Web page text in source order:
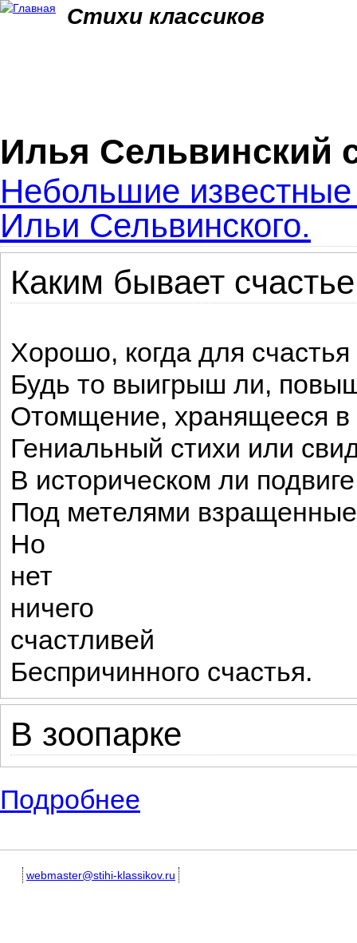
Стихи классиков
Илья Сельвинский
Небольшие известные
Ильи Сельвинского.
Каким бывает счастье
Хорошо, когда для
Будь то выигрыш ли,
Отомщение, хранящееся в
Гениальный стихи или
В историческом ли
Под метелями
Но
нет
ничего
счастливей
Беспричинного счастья.
В зоопарке
Подробнее
webmaster@stihi-klassikov.ru